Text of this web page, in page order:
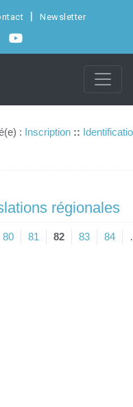
Newsletter
: Inscription ::
régionales
80 81 82 83 84